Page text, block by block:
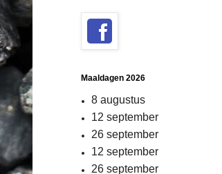
Maaldagen 2026
8 augustus
12 september
26 september
12 september
26 september